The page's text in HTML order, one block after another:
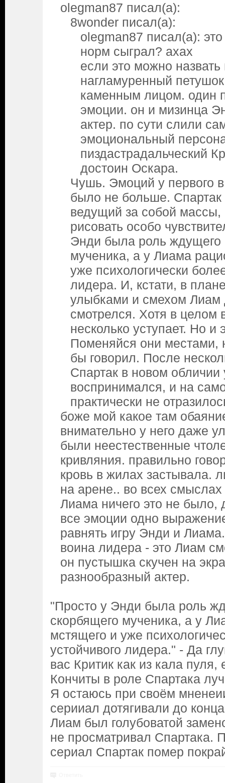
olegman87 писал(а):
8wonder писал(а):
olegman87 писал(а):
норм сыграл? ахах
если это можно назвать
нагламуренный
каменным лицом. один
эмоции. он и мизинца
актер. по сути слили
эмоциональный
пиздастрадальческий
достоин Оскара.
Чушь. Эмоций у первого
было не больше. Спартак
ведущий за собой массы,
рисовать особо
Энди была роль ждущего
мученика, а у Лиама
уже психологически
лидера. И, кстати, в
улыбками и смехом
смотрелся. Хотя в целом
несколько уступает. Но и
Поменяйся они местами,
бы говорил. После
Спартак в новом
воспринимался, и на
практически не
боже мой какое там
внимательно у него даже
были неестественные
кривляния. правильно
кровь в жилах застывала.
на арене.. во всех
Лиама ничего это не было,
все эмоции одно
равнять игру Энди и
воина лидера - это Лиам
он пустышка скучен на
разнообразный актер.
"Просто у Энди была роль
скорбящего мученика, а у
мстящего и уже
устойчивого лидера." - Да
вас Критик как из кала пуля,
Кончиты в роле Спартака
Я остаюсь при своём
серииал дотягивали до
Лиам был голубоватой
не просматривал Спартака.
сериал Спартак помер